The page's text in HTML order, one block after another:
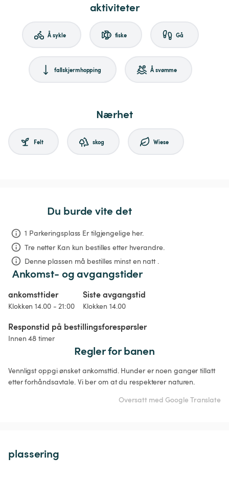
aktiviteter
Å sykle fiske Gå
fallskjermhopping Å svømme
Nærhet
Felt skog Wiese
Du burde vite det
1 Parkeringsplass Er tilgjengelige her.
Tre netter Kan kun bestilles etter hverandre.
Denne plassen må bestilles minst en natt .
Ankomst- og avgangstider
ankomsttider
Klokken 14.00 - 21:00
Siste avgangstid
Klokken 14.00
Responstid på bestillingsforespørsler
Innen 48 timer
Regler for banen
Vennligst oppgi ønsket ankomsttid. Hunder er noen ganger tillatt
etter forhåndsavtale. Vi ber om at du respekterer naturen.
Oversatt med Google Translate
plassering